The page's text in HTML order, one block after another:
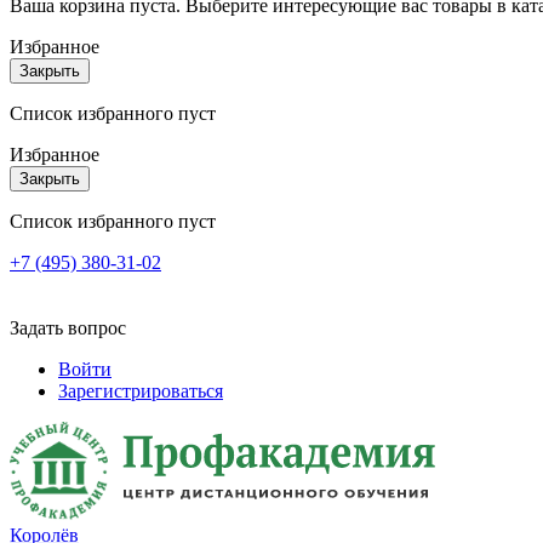
Ваша корзина пуста. Выберите интересующие вас товары в
Избранное
Закрыть
Список избранного пуст
Избранное
Закрыть
Список избранного пуст
+7 (495) 380-31-02
Задать вопрос
Войти
Зарегистрироваться
Королёв